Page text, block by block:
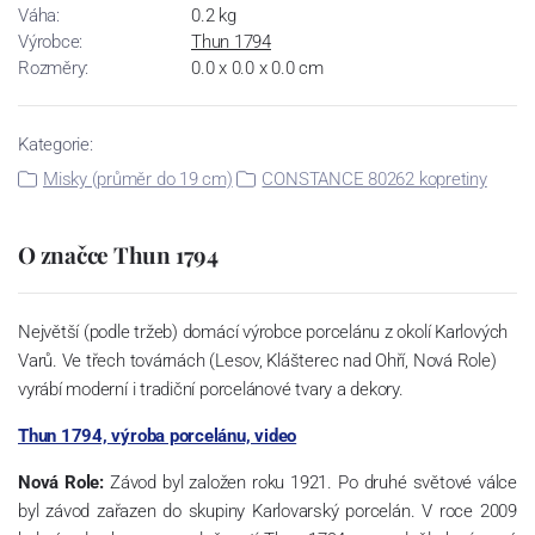
Váha:
0.2 kg
Výrobce:
Thun 1794
Rozměry:
0.0 x 0.0 x 0.0 cm
Kategorie:
Misky (průměr do 19 cm)
CONSTANCE 80262 kopretiny
O značce Thun 1794
Největší (podle tržeb) domácí výrobce porcelánu z okolí Karlových
Varů. Ve třech továrnách (Lesov, Klášterec nad Ohří, Nová Role)
vyrábí moderní i tradiční porcelánové tvary a dekory.
Thun 1794, výroba porcelánu, video
Nová Role: Závod byl založen roku 1921. Po druhé světové válce
byl závod zařazen do skupiny Karlovarský porcelán. V roce 2009